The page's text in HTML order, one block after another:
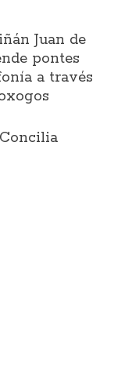
Juan de
pontes
a través